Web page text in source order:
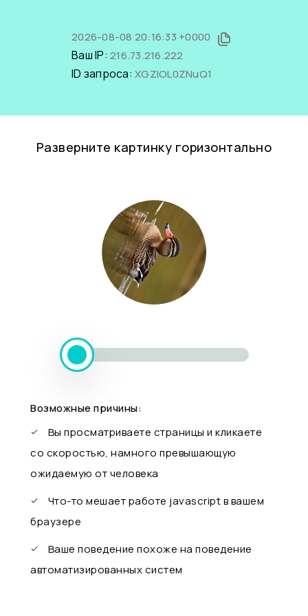
2026-08-08 20:16:33 +0000
Ваш IP: 216.73.216.222
ID запроса: XGZIOL0ZNuQ1
Разверните картинку горизонтально
Возможные причины:
Вы просматриваете страницы и кликаете
со скоростью, намного превышающую
ожидаемую от человека
Что-то мешает работе javascript в вашем
браузере
Ваше поведение похоже на поведение
автоматизированных систем